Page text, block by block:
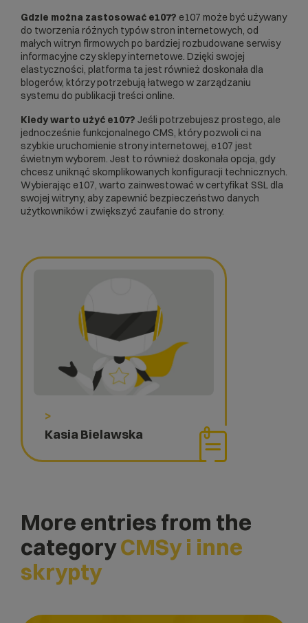
>
Kasia Bielawska
Gdzie można zastosować e107? e107 może być używany
do tworzenia różnych typów stron internetowych, od
małych witryn firmowych po bardziej rozbudowane serwisy
informacyjne czysklepy internetowe. Dzięki swojej
elastyczności, platforma ta jest również doskonała dla
blogerów, którzy potrzebują łatwego w zarządzaniu
systemu do publikacji treści online.
Kiedy warto użyć e107? Jeśli potrzebujesz prostego, ale
jednocześnie funkcjonalnego CMS, który pozwoli ci na
szybkie uruchomienie strony internetowej, e107 jest
świetnym wyborem. Jest to również doskonała opcja, gdy
chcesz uniknąć skomplikowanych konfiguracji technicznych.
Wybierając e107, warto zainwestować w certyfikat SSL dla
swojej witryny, aby zapewnić bezpieczeństwo danych
użytkowników i zwiększyć zaufanie do strony.
More entries from the
categoryCMSy i inne
skrypty